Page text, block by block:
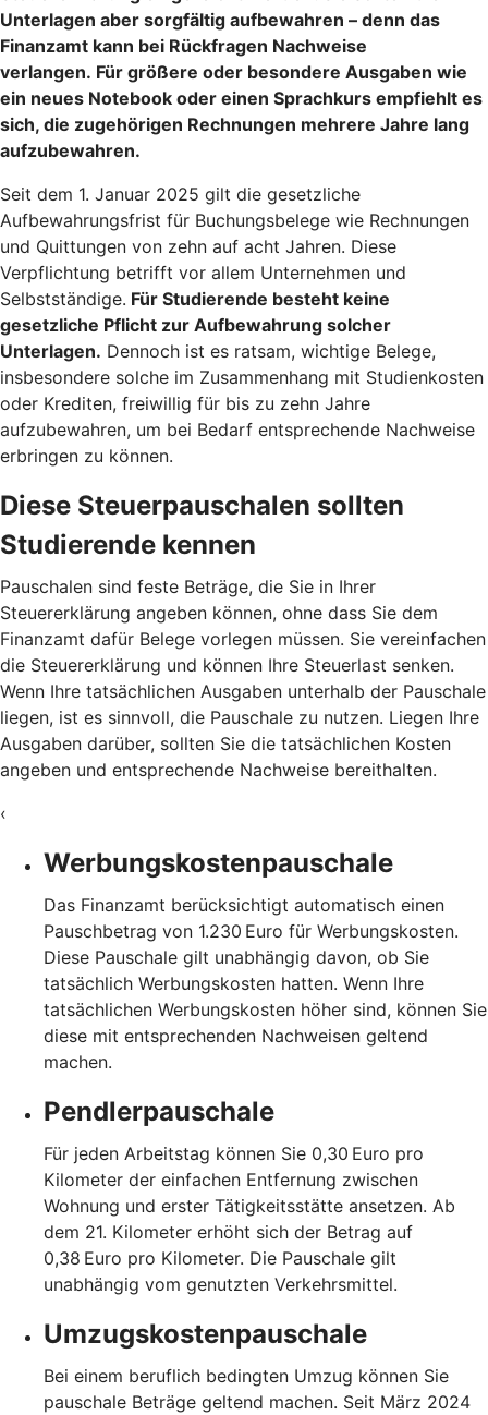
Unterlagen aber sorgfältig aufbewahren – denn das
Finanzamt kann bei Rückfragen Nachweise
verlangen. Für größere oder besondere Ausgaben wie
ein neues Notebook oder einen Sprachkurs empfiehlt es
sich, die zugehörigen Rechnungen mehrere Jahre lang
aufzubewahren.
Seit dem 1. Januar 2025 gilt die gesetzliche
Aufbewahrungsfrist für Buchungsbelege wie Rechnungen
und Quittungen von zehn auf acht Jahren. Diese
Verpflichtung betrifft vor allem Unternehmen und
Selbstständige. Für Studierende besteht keine
gesetzliche Pflicht zur Aufbewahrung solcher
Unterlagen. Dennoch ist es ratsam, wichtige Belege,
insbesondere solche im Zusammenhang mit Studienkosten
oder Krediten, freiwillig für bis zu zehn Jahre
aufzubewahren, um bei Bedarf entsprechende Nachweise
erbringen zu können.
Diese Steuerpauschalen sollten
Studierende kennen
Pauschalen sind feste Beträge, die Sie in Ihrer
Steuererklärung angeben können, ohne dass Sie dem
Finanzamt dafür Belege vorlegen müssen. Sie vereinfachen
die Steuererklärung und können Ihre Steuerlast senken.
Wenn Ihre tatsächlichen Ausgaben unterhalb der Pauschale
liegen, ist es sinnvoll, die Pauschale zu nutzen. Liegen Ihre
Ausgaben darüber, sollten Sie die tatsächlichen Kosten
angeben und entsprechende Nachweise bereithalten.
‹
Werbungskostenpauschale
Das Finanzamt berücksichtigt automatisch einen
Pauschbetrag von 1.230 Euro für Werbungskosten.
Diese Pauschale gilt unabhängig davon, ob Sie
tatsächlich Werbungskosten hatten. Wenn Ihre
tatsächlichen Werbungskosten höher sind, können Sie
diese mit entsprechenden Nachweisen geltend
machen.
Pendlerpauschale
Für jeden Arbeitstag können Sie 0,30 Euro pro
Kilometer der einfachen Entfernung zwischen
Wohnung und erster Tätigkeitsstätte ansetzen. Ab
dem 21. Kilometer erhöht sich der Betrag auf
0,38 Euro pro Kilometer. Die Pauschale gilt
unabhängig vom genutzten Verkehrsmittel.
Umzugskostenpauschale
Bei einem beruflich bedingten Umzug können Sie
pauschale Beträge geltend machen. Seit März 2024